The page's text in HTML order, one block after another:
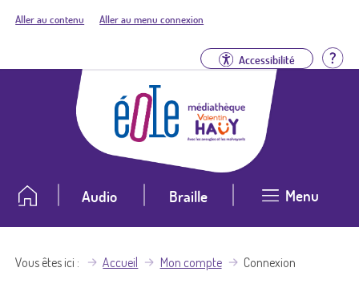
Aller au contenu Aller au menu connexion
Accessibilité
Audio Braille Menu
Vous êtes ici Accueil Mon compte Connexion